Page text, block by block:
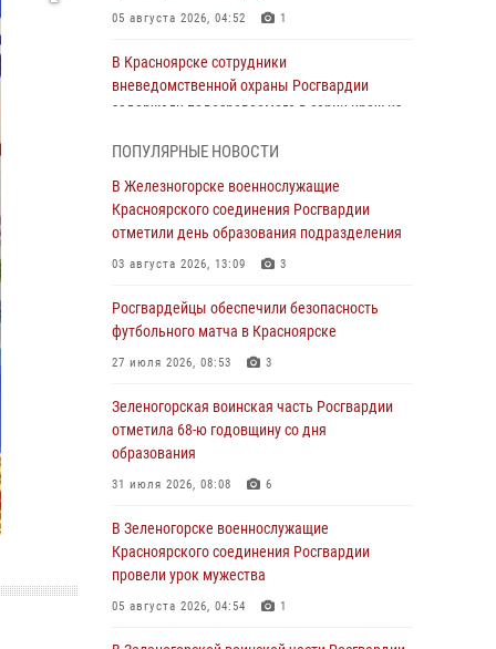
05 августа 2026, 04:52 1
В Красноярске сотрудники
вневедомственной охраны Росгвардии
задержали подозреваемого в серии краж из
Сотрудники Росгвардии обеспечили
общественный порядок во время
проведения экстремального заплыва в
04 августа 2026, 08:36 1
В Красноярске сотрудники Росгвардии
супермаркета
04 августа 2026, 06:50
Военнослужащие Красноярского соединения
с тонкостями РХБ защиты
03 августа 2026, 13:12 2
В Железногорске военнослужащие
отметили день образования подразделения
ПОПУЛЯРНЫЕ НОВОСТИ
В Железногорске военнослужащие
Красноярского соединения Росгвардии
отметили день образования подразделения
03 августа 2026, 13:09 3
Росгвардейцы обеспечили безопасность
футбольного матча в Красноярске
27 июля 2026, 08:53 3
Зеленогорская воинская часть Росгвардии
отметила 68-ю годовщину со дня
образования
31 июля 2026, 08:08 6
В Зеленогорске военнослужащие
Красноярского соединения Росгвардии
провели урок мужества
05 августа 2026, 04:54 1